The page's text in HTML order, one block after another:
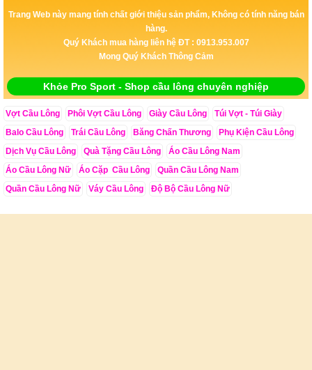
Trang Web này mang tính chất giới thiệu sản phẩm, Không có tính năng bán
hàng.
Quý Khách mua hàng liên hệ ĐT : 0913.953.007
Mong Quý Khách Thông Cảm
Khỏe Pro Sport - Shop cầu lông chuyên nghiệp
Vợt Cầu Lông Phôi Vợt Cầu Lông Giày Cầu Lông
Túi Vợt - Túi Giày
Balo Cầu Lông
Trái Cầu Lông Băng Chấn Thương
Phụ Kiện Cầu Lông
Dịch Vụ Cầu Lông
Quà Tặng Cầu Lông
Áo Cầu Lông Nam
Áo Cầu Lông Nữ
Áo Cặp Cầu Lông
Quần Cầu Lông Nam
Quần Cầu Lông Nữ
Váy Cầu Lông Độ Bộ Cầu Lông Nữ